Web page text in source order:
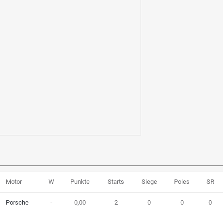
Motor W Punkte Starts Siege Poles SR
Porsche - 0,00 2 0 0 0